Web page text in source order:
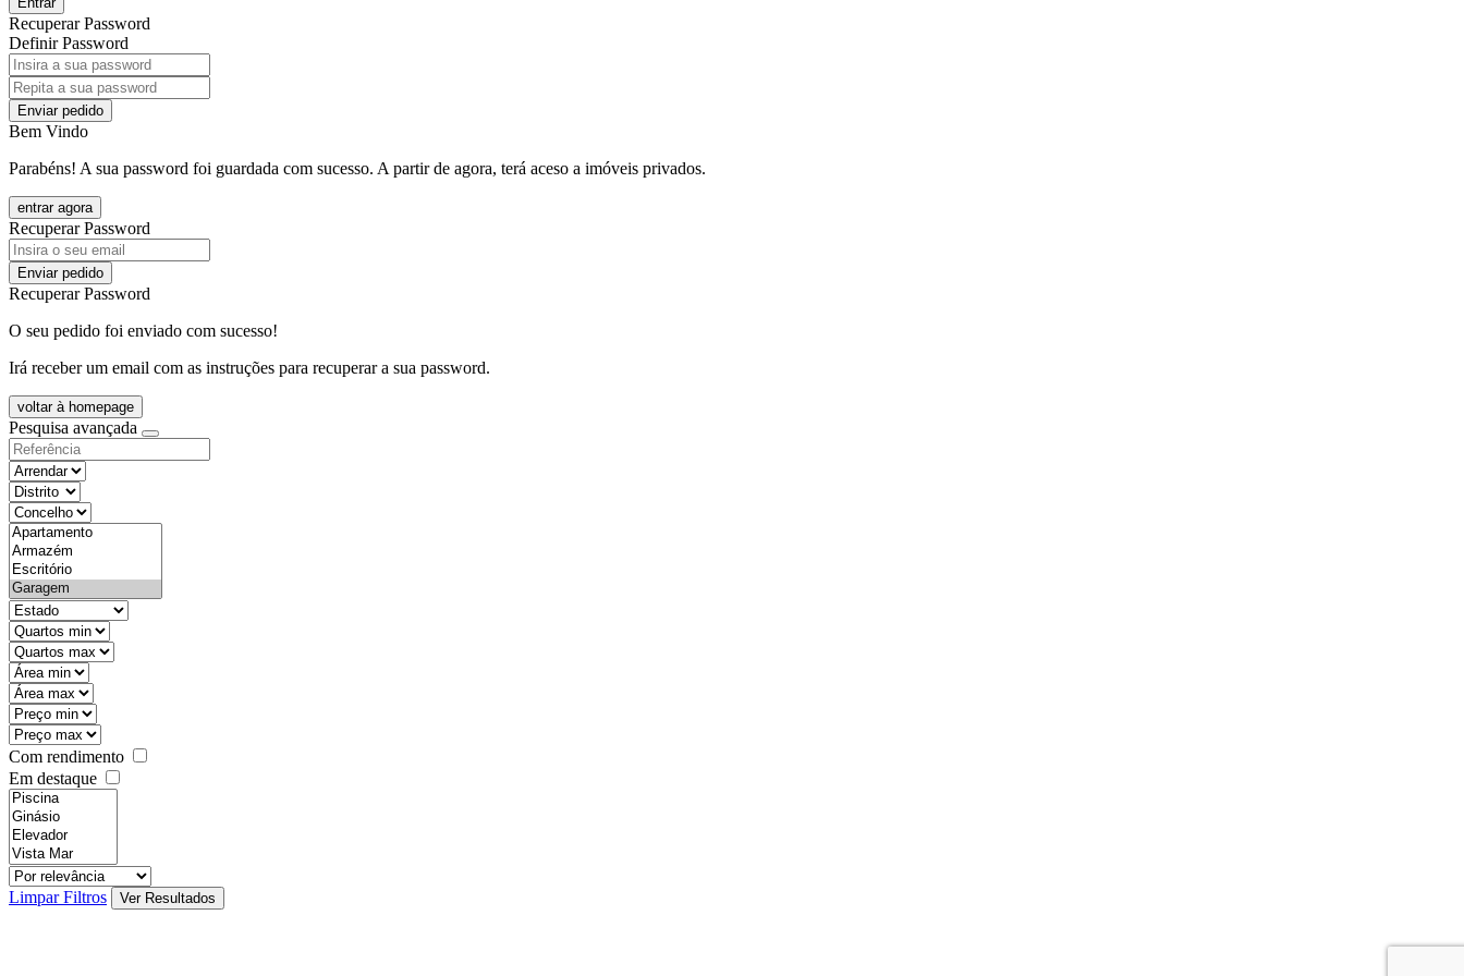
Recuperar Password
Definir Password
Enviar pedido
Bem Vindo
Parabéns! A sua password foi guardada com sucesso. A partir de agora, terá aceso a imóveis privados.
entrar agora
Recuperar Password
Enviar pedido
Recuperar Password
O seu pedido foi enviado com sucesso!
Irá receber um email com as instruções para recuperar a sua password.
voltar à homepage
Pesquisa avançada
objective
districtId
countyId
types
state
mintypo
maxtypo
minarea
maxarea
minprice
maxprice
Com rendimento
Em destaque
features
realestateOrder
Limpar Filtros
Ver Resultados